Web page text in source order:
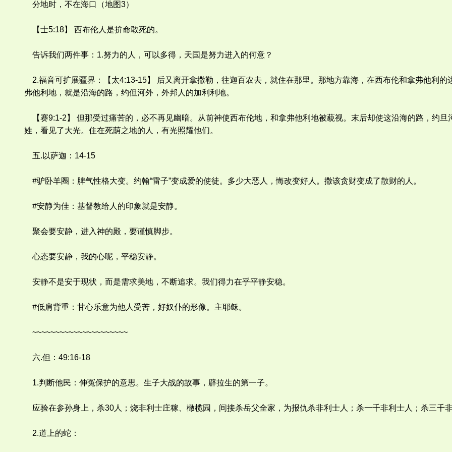
分地时，不在海口（地图3）
【士5:18】 西布伦人是拚命敢死的。
告诉我们两件事：1.努力的人，可以多得，天国是努力进入的何意？
2.福音可扩展疆界：【太4:13-15】 后又离开拿撒勒，往迦百农去，就住在那里。那地方靠海，在西布伦和拿弗他利
弗他利地，就是沿海的路，约但河外，外邦人的加利利地。
【赛9:1-2】 但那受过痛苦的，必不再见幽暗。从前神使西布伦地，和拿弗他利地被藐视。末后却使这沿海的路，约
姓，看见了大光。住在死荫之地的人，有光照耀他们。
五.以萨迦：14-15
#驴卧羊圈：脾气性格大变。约翰“雷子”变成爱的使徒。多少大恶人，悔改变好人。撒该贪财变成了散财的人。
#安静为佳：基督教给人的印象就是安静。
聚会要安静，进入神的殿，要谨慎脚步。
心态要安静，我的心呢，平稳安静。
安静不是安于现状，而是需求美地，不断追求。我们得力在乎平静安稳。
#低肩背重：甘心乐意为他人受苦，好奴仆的形像。主耶稣。
~~~~~~~~~~~~~~~~~~~~~
六.但：49:16-18
1.判断他民：伸冤保护的意思。生子大战的故事，辟拉生的第一子。
应验在参孙身上，杀30人；烧非利士庄稼、橄榄园，间接杀岳父全家，为报仇杀非利士人；杀一千非利士人；杀三千非
2.道上的蛇：